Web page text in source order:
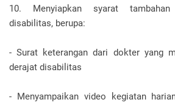
10. Menyiapkan syarat
disabilitas, berupa:
- Surat keterangan dari dokter yang
derajat disabilitas
- Menyampaikan video kegiatan